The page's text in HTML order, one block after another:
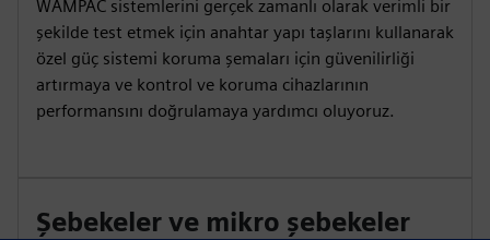
WAMPAC sistemlerini gerçek zamanlı olarak verimli bir
şekilde test etmek için anahtar yapı taşlarını kullanarak
özel güç sistemi koruma şemaları için güvenilirliği
artırmaya ve kontrol ve koruma cihazlarının
performansını doğrulamaya yardımcı oluyoruz.
Şebekeler ve mikro şebekeler